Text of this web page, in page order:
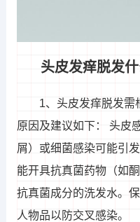
头皮发痒脱发
1、头皮发痒脱发需
原因及建议如下： 头皮
屑）或细菌感染可能引
能开具抗真菌药物（如
抗真菌成分的洗发水。
人物品以防交叉感染。